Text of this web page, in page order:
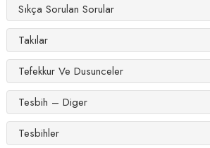
Sıkça Sorulan Sorular
Takılar
Tefekkur Ve Dusunceler
Tesbih – Diger
Tesbihler